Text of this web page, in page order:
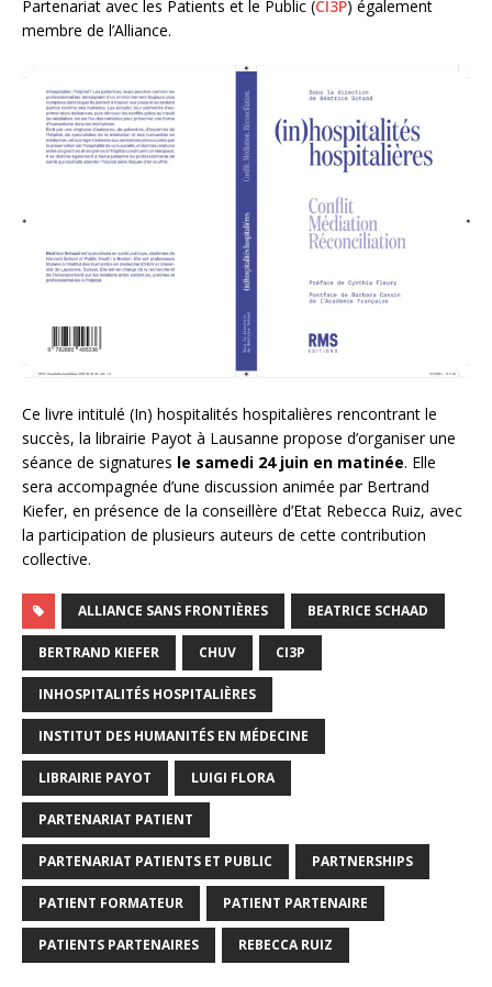
Partenariat avec les Patients et le Public (CI3P) également
membre de l’Alliance.
Ce livre intitulé (In) hospitalités hospitalières rencontrant le
succès, la librairie Payot à Lausanne propose d’organiser une
séance de signatures le samedi 24 juin en matinée. Elle
sera accompagnée d’une discussion animée par Bertrand
Kiefer, en présence de la conseillère d’Etat Rebecca Ruiz, avec
la participation de plusieurs auteurs de cette contribution
collective.
ALLIANCE SANS FRONTIÈRES BEATRICE SCHAAD
BERTRAND KIEFER CHUV CI3P
INHOSPITALITÉS HOSPITALIÈRES
INSTITUT DES HUMANITÉS EN MÉDECINE
LIBRAIRIE PAYOT LUIGI FLORA
PARTENARIAT PATIENT
PARTENARIAT PATIENTS ET PUBLIC PARTNERSHIPS
PATIENT FORMATEUR PATIENT PARTENAIRE
PATIENTS PARTENAIRES REBECCA RUIZ